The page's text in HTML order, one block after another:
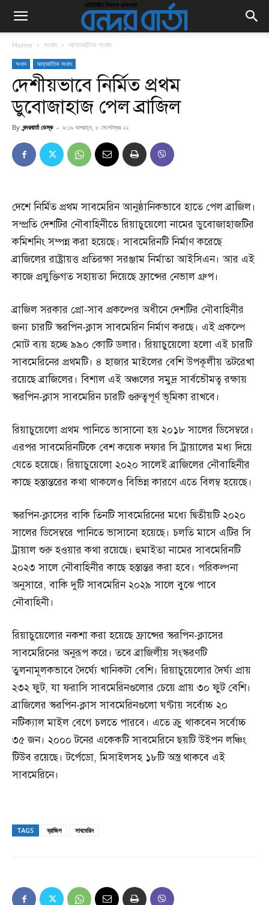
Home সংবাদ আন্তর্জাতিক সংবাদ
সংবাদ আন্তর্জাতিক সংবাদ
দেশীয়ভাবে নির্মিত প্রথম
ডুবোজাহাজ পেল ব্রাজিল
By বন্দরবার্তা ডেস্ক - ৯:১৯ অপরাহ্ন, ৫ সেপ্টেম্বর ২২
দেশে নির্মিত প্রথম সাবমেরিন আনুষ্ঠানিকভাবে হাতে পেল ব্রাজিল।
সম্প্রতি দেশটির নৌবাহিনীতে রিয়াচুয়েলো নামের ডুবোজাহাজটির
কমিশনিং সম্পন্ন করা হয়েছে। সাবমেরিনটি নির্মাণ করেছে
ব্রাজিলের রাষ্ট্রায়ত্ত প্রতিরক্ষা সরঞ্জাম নির্মাতা আইসিএন। আর এই
কাজে প্রযুক্তিগত সহায়তা দিয়েছে ফ্রান্সের নেভাল গ্রুপ।
ব্রাজিল সরকার প্রো-সাব প্রকল্পের অধীনে দেশটির নৌবাহিনীর
জন্য চারটি স্করপিন-ক্লাস সাবমেরিন নির্মাণ করছে। এই প্রকল্পে
মোট ব্যয় হচ্ছে ৯৯০ কোটি ডলার। রিয়াচুয়েলো হলো এই চারটি
সাবমেরিনের প্রথমটি। ৪ হাজার মাইলের বেশি উপকূলীয় তটরেখা
রয়েছে ব্রাজিলের। বিশাল এই অঞ্চলের সমুদ্র সার্বভৌমত্ব রক্ষায়
স্করপিন-ক্লাস সাবমেরিন চারটি গুরুত্বপূর্ণ ভূমিকা রাখবে।
রিয়াচুয়েলো প্রথম পানিতে ভাসানো হয় ২০১৮ সালের ডিসেম্বরে।
এরপর সাবমেরিনটিকে বেশ কয়েক দফার সি ট্রায়ালের মধ্য দিয়ে
যেতে হয়েছে। রিয়াচুয়েলো ২০২০ সালেই ব্রাজিলের নৌবাহিনীর
কাছে হস্তান্তরের কথা থাকলেও বিভিন্ন কারণে এতে বিলম্ব হয়েছে।
স্করপিন-ক্লাসের বাকি তিনটি সাবমেরিনের মধ্যে দ্বিতীয়টি ২০২০
সালের ডিসেম্বরে পানিতে ভাসানো হয়েছে। চলতি মাসে এটির সি
ট্রায়াল শুরু হওয়ার কথা রয়েছে। হুমাইতা নামের সাবমেরিনটি
২০২৩ সালে নৌবাহিনীর কাছে হস্তান্তর করা হবে। পরিকল্পনা
অনুসারে, বাকি দুটি সাবমেরিন ২০২৯ সালে বুঝে পাবে
নৌবাহিনী।
রিয়াচুয়েলোর নকশা করা হয়েছে ফ্রান্সের স্করপিন-ক্লাসের
সাবমেরিনের অনুরূপ করে। তবে ব্রাজিলীয় সংস্করণটি
তুলনামূলকভাবে দৈর্ঘ্যে খানিকটা বেশি। রিয়াচুয়েলোর দৈর্ঘ্য প্রায়
২৩২ ফুট, যা ফরাসি সাবমেরিনগুলোর চেয়ে প্রায় ৩০ ফুট বেশি।
ব্রাজিলের স্করপিন-ক্লাস সাবমেরিনগুলো ঘণ্টায় সর্বোচ্চ ২০
নটিক্যাল মাইল বেগে চলতে পারবে। এতে ক্রু থাকবেন সর্বোচ্চ
৩৫ জন। ২০০০ টনের একেকটি সাবমেরিনে ছয়টি উইপন লঞ্চিং
টিউব রয়েছে। টর্পেডো, মিসাইলসহ ১৮টি অস্ত্র থাকবে এই
সাবমেরিনে।
TAGS ব্রাজিল সাবমেরিন